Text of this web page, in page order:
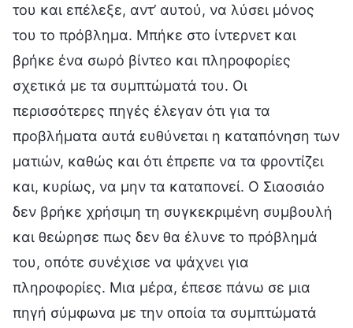
του και επέλεξε, αντ’ αυτού, να λύσει μόνος
του το πρόβλημα. Μπήκε στο ίντερνετ και
βρήκε ένα σωρό βίντεο και πληροφορίες
σχετικά με τα συμπτώματά του. Οι
περισσότερες πηγές έλεγαν ότι για τα
προβλήματα αυτά ευθύνεται η καταπόνηση των
ματιών, καθώς και ότι έπρεπε να τα φροντίζει
και, κυρίως, να μην τα καταπονεί. Ο Σιαοσιάο
δεν βρήκε χρήσιμη τη συγκεκριμένη συμβουλή
και θεώρησε πως δεν θα έλυνε το πρόβλημά
του, οπότε συνέχισε να ψάχνει για
πληροφορίες. Μια μέρα, έπεσε πάνω σε μια
πηγή σύμφωνα με την οποία τα συμπτώματά